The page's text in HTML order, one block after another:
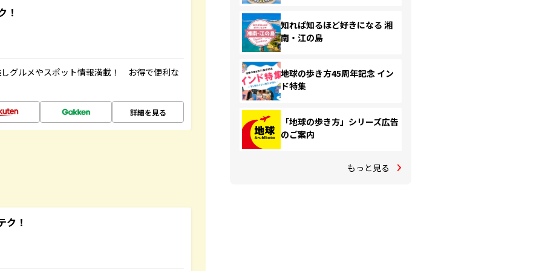
！
グルメやスポット情報満載！ お得で便利な
詳細を見る
！
知れば知るほど好きになる 湘
南・江の島
地球の歩き方45周年記念 イン
ド特集
「地球の歩き方」シリーズ広告
のご案内
もっと見る